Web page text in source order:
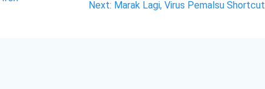
Next: Next
Marak Lagi, Virus Pemalsu Shortcut